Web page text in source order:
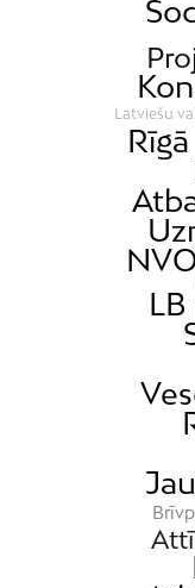
Latviešu